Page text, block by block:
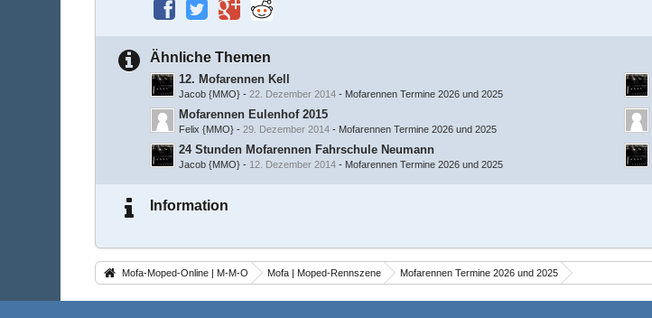
Ähnliche Themen
12. Mofarennen Kell
Jacob {MMO} -22. Dezember 2014 - Mofarennen Termine 2026 und 2025
Mofarennen Eulenhof 2015
Felix {MMO} -29. Dezember 2014 - Mofarennen Termine 2026 und 2025
24 Stunden Mofarennen Fahrschule Neumann
Jacob {MMO} - 12. Dezember 2014 - Mofarennen Termine 2026 und 2025
Information
Mofa-Moped-Online | M-M-O Mofa | Moped-Rennszene Mofarennen Termine 2026 und 2025